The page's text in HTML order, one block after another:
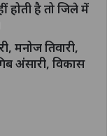
होती है तो जिले में
मनोज तिवारी,
अंसारी, विकास